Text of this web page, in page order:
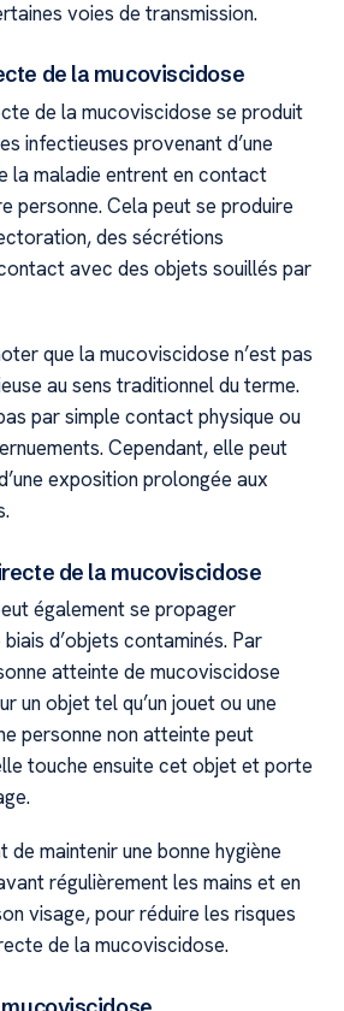
voies de transmission.
de la mucoviscidose
de la mucoviscidose se produit
infectieuses provenant d’une
la maladie entrent en contact
personne. Cela peut se produire
des sécrétions
avec des objets souillés par
que la mucoviscidose n’est pas
au sens traditionnel du terme.
par simple contact physique ou
Cependant, elle peut
exposition prolongée aux
de la mucoviscidose
également se propager
d’objets contaminés. Par
atteinte de mucoviscidose
un objet tel qu’un jouet ou une
personne non atteinte peut
touche ensuite cet objet et porte
maintenir une bonne hygiène
régulièrement les mains et en
visage, pour réduire les risques
de la mucoviscidose.